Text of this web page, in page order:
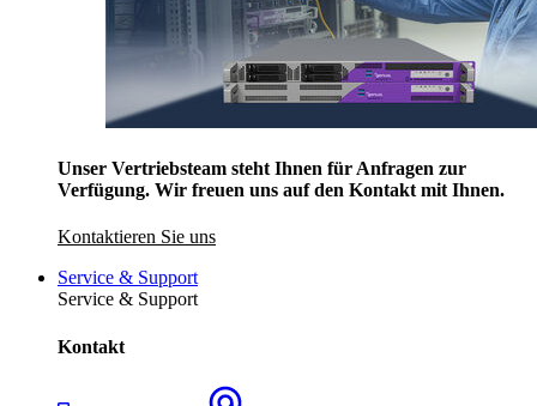
Unser Vertriebsteam steht Ihnen für Anfragen zur
Verfügung. Wir freuen uns auf den Kontakt mit Ihnen.
Kontaktieren Sie uns
Service & Support
Service & Support
Kontakt